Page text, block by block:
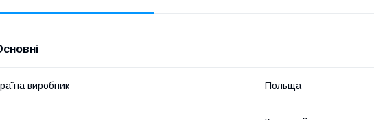
виробник Польща